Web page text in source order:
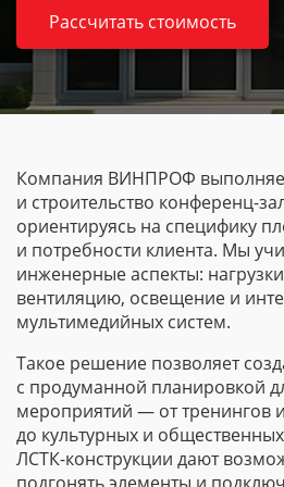
Рассчитать стоимость
Компания ВИНПРОФ
и строительство конференц-
ориентируясь на специфику
и потребности клиента. Мы
инженерные аспекты:
вентиляцию, освещение и
мультимедийных систем.
Такое решение позволяет
с продуманной планировкой
мероприятий — от тренингов
до культурных и
ЛСТК-конструкции дают